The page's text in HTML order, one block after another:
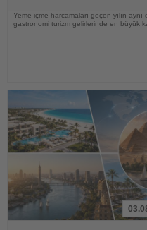
Yeme içme harcamaları geçen yılın
gastronomi turizm gelirlerinde en büyük